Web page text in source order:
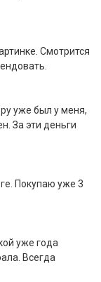
Смотрится
уже был у меня,
За эти деньги
Покупаю уже 3
уже года
Всегда